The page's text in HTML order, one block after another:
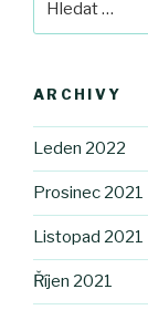
ARCHIVY
Leden 2022
Prosinec 2021
Listopad 2021
Říjen 2021